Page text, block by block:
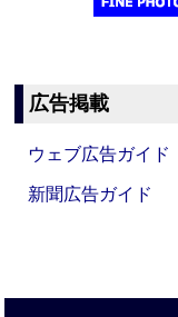
広告掲載
ウェブ広告ガイド
新聞広告ガイド